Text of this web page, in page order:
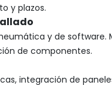
y plazos.
y de software.
de componentes.
integración de